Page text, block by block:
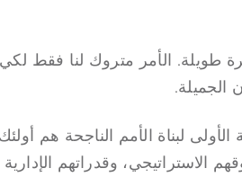
طويلة. الأمر متروك لنا فقط
الجميلة.
لبناة الأمم الناجحة هم
الاستراتيجي، وقدراتهم